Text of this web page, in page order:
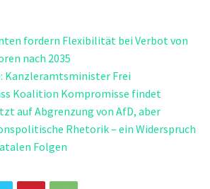
fordern Flexibilität bei Verbot von
nach 2035
Kanzleramtsminister Frei
Koalition Kompromisse findet
auf Abgrenzung von AfD, aber
Rhetorik – ein Widerspruch
Folgen